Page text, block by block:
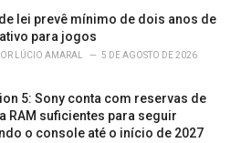
lei prevê mínimo de dois anos de
para jogos
LÚCIO AMARAL 5 DE AGOSTO DE 2026
5: Sony conta com reservas de
RAM suficientes para seguir
o console até o início de 2027